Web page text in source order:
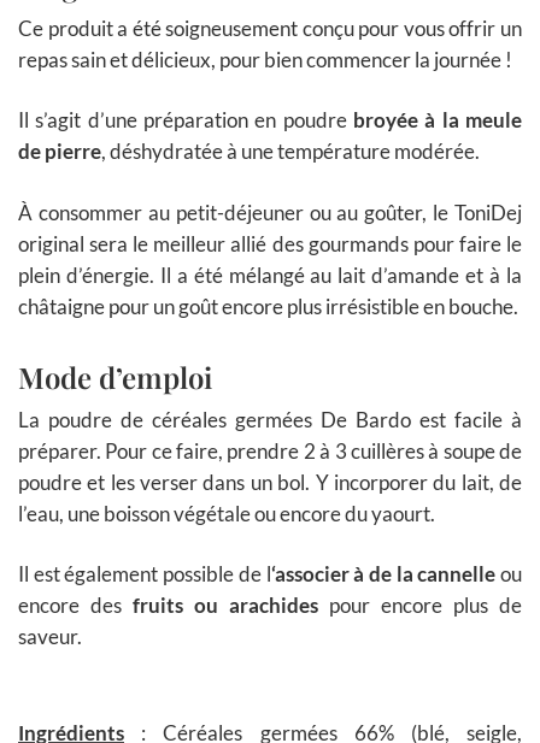
Ce produit a été soigneusement conçu pour vous offrir un
repas sain et délicieux, pour bien commencer la journée !
Il s’agit d’une préparation en poudre broyée à la meule
de pierre, déshydratée à une température modérée.
À consommer au petit-déjeuner ou au goûter, le ToniDej
original sera le meilleur allié des gourmands pour faire le
plein d’énergie. Il a été mélangé au lait d’amande et à la
châtaigne pour un goût encore plus irrésistible en bouche.
Mode d’emploi
La poudre de céréales germées De Bardo est facile à
préparer. Pour ce faire, prendre 2 à 3 cuillères à soupe de
poudre et les verser dans un bol. Y incorporer du lait, de
l’eau, une boisson végétale ou encore du yaourt.
Il est également possible de l‘associer à de la cannelleou
encore des fruits ou arachides pour encore plus de
saveur.
Ingrédients : Céréales germées 66% (blé, seigle,